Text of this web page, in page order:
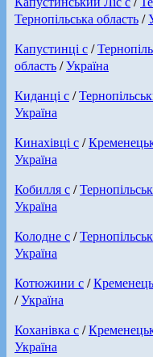
Тернопільська область/
Капустинці с/
область/Україна
Киданці с/
Україна
Кинахівці с/
Україна
Кобилля с/
Україна
Колодне с/
Україна
Котюжини с/
/Україна
Коханівка с/
Україна